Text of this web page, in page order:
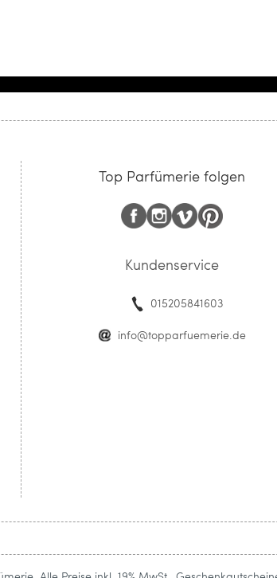
Top Parfümerie folgen
Kundenservice
015205841603
info@topparfuemerie.de